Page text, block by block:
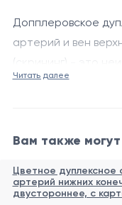
Допплеровское
артерий и вен
(скрининг) - это
которое
нарушения.
Читать далее
Вам также
Цветное дуплексное
артерий нижних
двустороннее, с